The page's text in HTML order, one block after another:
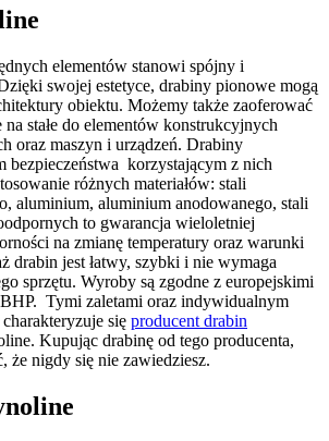
elementów stanowi spójny i
swojej estetyce, drabiny pionowe mogą
obiektu. Możemy także zaoferować
stałe do elementów konstrukcyjnych
oraz maszyn i urządzeń. Drabiny
bezpieczeństwa korzystającym z nich
różnych materiałów: stali
aluminium, aluminium anodowanego, stali
to gwarancja wieloletniej
na zmianę temperatury oraz warunki
drabin jest łatwy, szybki i nie wymaga
sprzętu. Wyroby są zgodne z europejskimi
Tymi zaletami oraz indywidualnym
się producent drabin
Kupując drabinę od tego producenta,
że nigdy się nie zawiedziesz.